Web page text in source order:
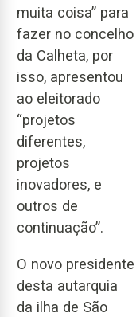
muita coisa” para
fazer no concelho
da Calheta, por
isso, apresentou
ao eleitorado
“projetos
diferentes,
projetos
inovadores, e
outros de
continuação”.
O novo presidente
desta autarquia
da ilha de São